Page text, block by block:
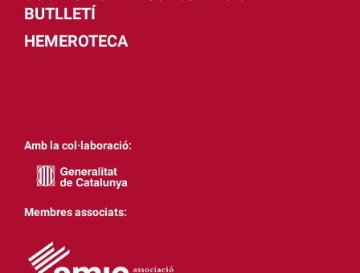
BUTLLETÍ
HEMEROTECA
Amb la col·laboració:
Membres associats: